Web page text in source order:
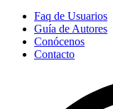
Faq de Usuarios
Guía de Autores
Conócenos
Contacto